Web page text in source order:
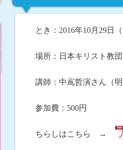
とき：2016年10月29日
場所：日本キリスト教
講師：中嶌哲演さん（明
参加費：500円
ちらしはこちら →